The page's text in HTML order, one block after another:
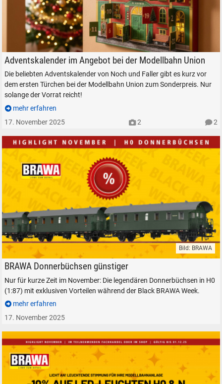
Modelleisenbahn Weihnachten Adventskalender Modellbahn Union
Adventskalender im Angebot bei der Modellbahn Union
Die beliebten Adventskalender von Noch und Faller gibt es kurz vor
dem ersten Türchen bei der Modellbahn Union zum Sonderpreis. Nur
solange der Vorrat reicht!
mehr erfahren
17. November 2025
2 2
BRAWA Donnerbüchsen H0 1:87 Modelleisenbahn Rabatt
Bild: BRAWA
BRAWA Donnerbüchsen günstiger
Nur für kurze Zeit im November: Die legendären Donnerbüchsen in H0
(1:87) mit exklusiven Vorteilen während der Black BRAWA Week.
mehr erfahren
17. November 2025